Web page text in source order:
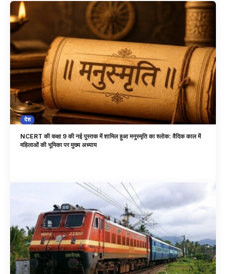
देश
NCERT की कक्षा 9 की नई पुस्तक में शामिल हुआ मनुस्मृति का श्लोक: वैदिक काल में
महिलाओं की भूमिका पर मुख्य अध्याय